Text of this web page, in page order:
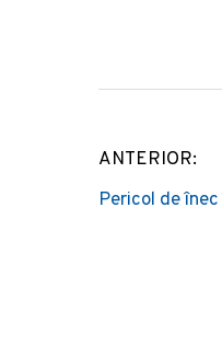
Post
ANTERIOR:
Pericol de